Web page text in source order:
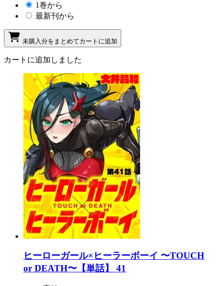
1巻から
最新刊から
未購入分をまとめてカートに追加
カートに追加しました
ヒーローガール×ヒーラーボーイ 〜TOUCH
or DEATH〜【単話】 41